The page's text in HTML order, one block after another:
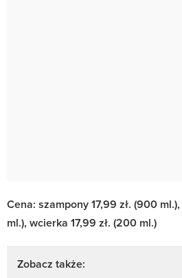
Cena: szampony 17,99 zł. (900
ml.), wcierka 17,99 zł. (200 ml.)
Zobacz także: